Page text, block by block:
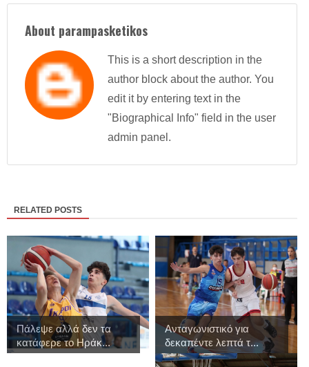
About parampasketikos
This is a short description in the
author block about the author. You
edit it by entering text in the
"Biographical Info" field in the user
admin panel.
RELATED POSTS
Πάλεψε αλλά δεν τα
κατάφερε το Ηράκ...
Ανταγωνιστικό για
δεκαπέντε λεπτά τ...